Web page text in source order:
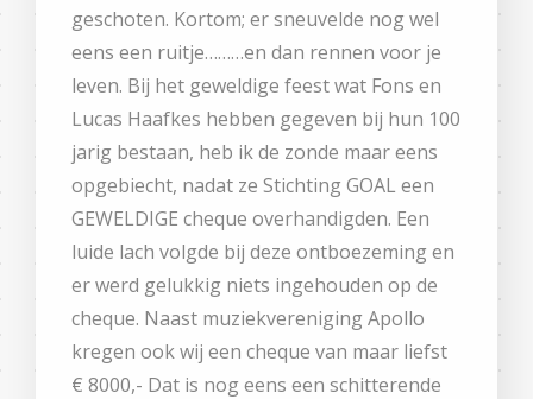
geschoten. Kortom; er sneuvelde nog wel
eens een ruitje………en dan rennen voor je
leven. Bij het geweldige feest wat Fons en
Lucas Haafkes hebben gegeven bij hun 100
jarig bestaan, heb ik de zonde maar eens
opgebiecht, nadat ze Stichting GOAL een
GEWELDIGE cheque overhandigden. Een
luide lach volgde bij deze ontboezeming en
er werd gelukkig niets ingehouden op de
cheque. Naast muziekvereniging Apollo
kregen ook wij een cheque van maar liefst
€ 8000,- Dat is nog eens een schitterende